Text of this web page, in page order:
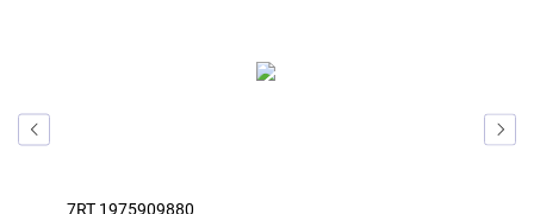
7RT 1975909880